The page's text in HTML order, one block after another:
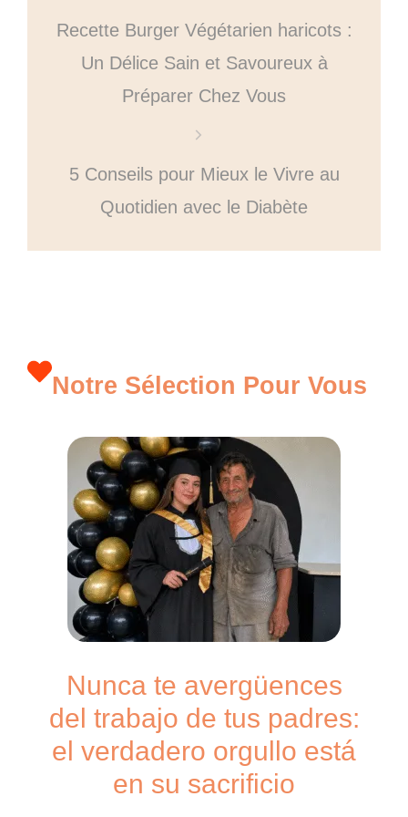
Recette Burger Végétarien haricots :
Un Délice Sain et Savoureux à
Préparer Chez Vous
5 Conseils pour Mieux le Vivre au
Quotidien avec le Diabète
Notre Sélection Pour Vous
Nunca te avergüences
del trabajo de tus padres:
el verdadero orgullo está
en su sacrificio